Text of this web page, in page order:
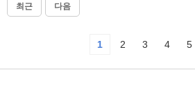
최근 다음
1 2 3 4 5